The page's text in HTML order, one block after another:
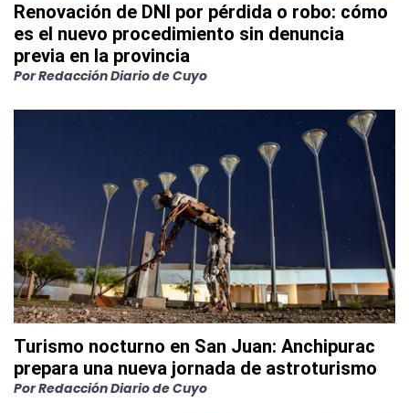
Renovación de DNI por pérdida o robo: cómo
es el nuevo procedimiento sin denuncia
previa en la provincia
PorRedacción Diario de Cuyo
Turismo nocturno en San Juan: Anchipurac
prepara una nueva jornada de astroturismo
PorRedacción Diario de Cuyo